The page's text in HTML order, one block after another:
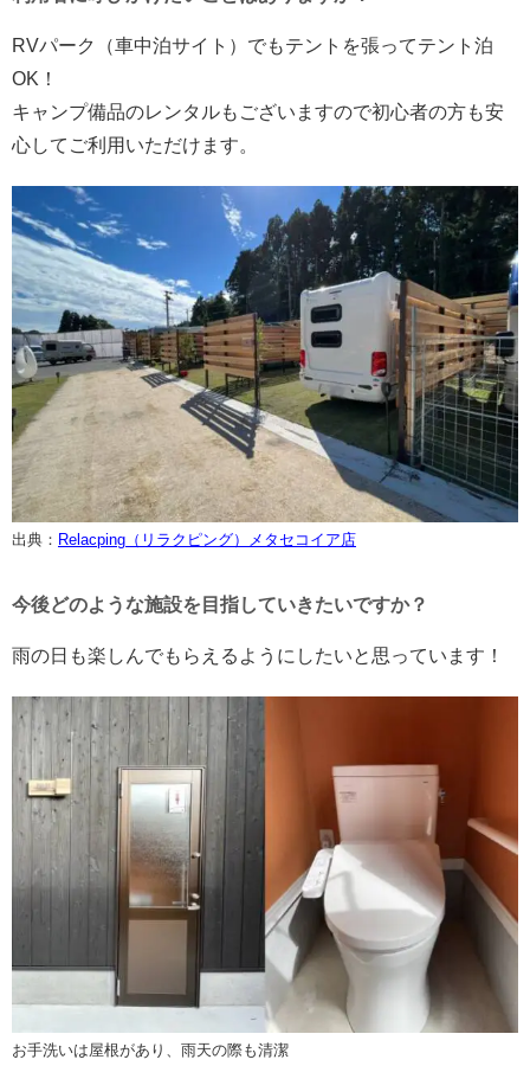
RVパーク（車中泊サイト）でもテントを張ってテント泊
OK！
キャンプ備品のレンタルもございますので初心者の方も安
心してご利用いただけます。
出典： Relacping（リラクピング）メタセコイア店
今後どのような施設を目指していきたいですか？
雨の日も楽しんでもらえるようにしたいと思っています！
お手洗いは屋根があり、雨天の際も清潔